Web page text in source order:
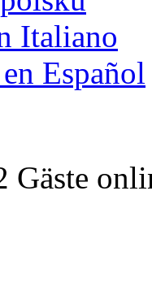
Italiano
Español
Gäste